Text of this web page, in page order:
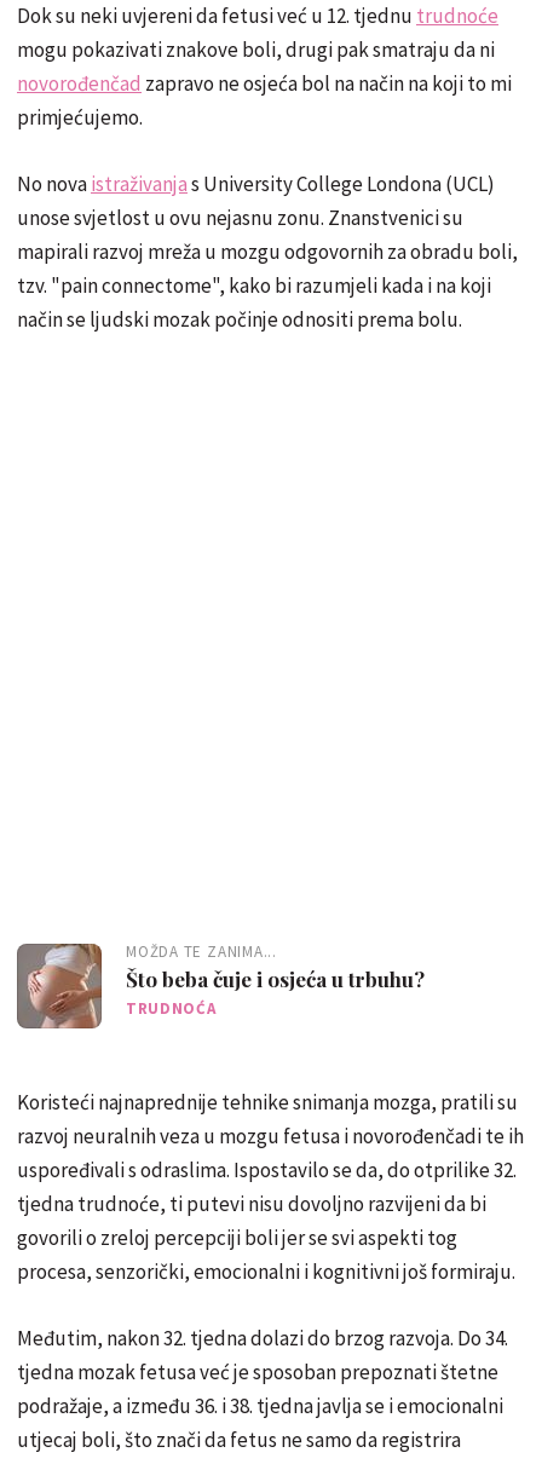
Dok su neki uvjereni da fetusi već u 12. tjednu trudnoće
mogu pokazivati znakove boli, drugi pak smatraju da ni
novorođenčad zapravo ne osjeća bol na način na koji to mi
primjećujemo.
No novaistraživanjas University College Londona (UCL)
unose svjetlost u ovu nejasnu zonu. Znanstvenici su
mapirali razvoj mreža u mozgu odgovornih za obradu boli,
tzv. "pain connectome", kako bi razumjeli kada i na koji
način se ljudski mozak počinje odnositi prema bolu.
MOŽDA TE ZANIMA...
Što beba čuje i osjeća u trbuhu?
TRUDNOĆA
Koristeći najnaprednije tehnike snimanja mozga, pratili su
razvoj neuralnih veza u mozgu fetusa i novorođenčadi te ih
uspoređivali s odraslima. Ispostavilo se da, do otprilike 32.
tjedna trudnoće, ti putevi nisu dovoljno razvijeni da bi
govorili o zreloj percepciji boli jer se svi aspekti tog
procesa, senzorički, emocionalni i kognitivni još formiraju.
Međutim, nakon 32. tjedna dolazi do brzog razvoja. Do 34.
tjedna mozak fetusa već je sposoban prepoznati štetne
podražaje, a između 36. i 38. tjedna javlja se i emocionalni
utjecaj boli, što znači da fetus ne samo da registrira